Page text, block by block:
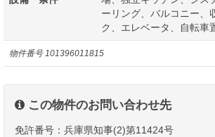
物件番号101396011815
ーリング、バルコニー、
ク、エレベータ、自転車
この物件のお問い合わせ先
免許番号：兵庫県知事(2)第11424号